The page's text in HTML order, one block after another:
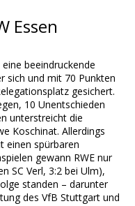
Essen
beeindruckende
sich und mit 70 Punkten
gesichert.
10 Unentschieden
unterstreicht die
Koschinat. Allerdings
einen spürbaren
gewann RWE nur
SC Verl, 3:2 bei Ulm),
standen – darunter
des VfB Stuttgart und